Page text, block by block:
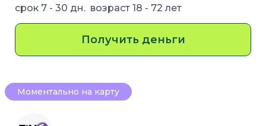
срок 7 - 30 дн. возраст 18 - 72 лет
Получить деньги
Моментально на карту